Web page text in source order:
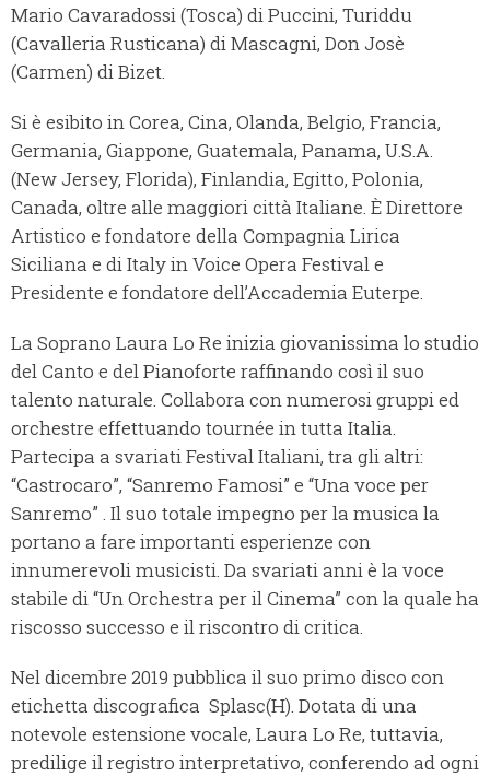
Mario Cavaradossi (Tosca) di Puccini, Turiddu
(Cavalleria Rusticana) di Mascagni, Don Josè
(Carmen) di Bizet.
Si è esibito in Corea, Cina, Olanda, Belgio, Francia,
Germania, Giappone, Guatemala, Panama, U.S.A.
(New Jersey, Florida), Finlandia, Egitto, Polonia,
Canada, oltre alle maggiori città Italiane. È Direttore
Artistico e fondatore della Compagnia Lirica
Siciliana e di Italy in Voice Opera Festival e
Presidente e fondatore dell’Accademia Euterpe.
La Soprano Laura Lo Re inizia giovanissima lo studio
del Canto e del Pianoforte raffinando così il suo
talento naturale. Collabora con numerosi gruppi ed
orchestre effettuando tournée in tutta Italia.
Partecipa a svariati Festival Italiani, tra gli altri:
“Castrocaro”, “Sanremo Famosi” e “Una voce per
Sanremo” . Il suo totale impegno per la musica la
portano a fare importanti esperienze con
innumerevoli musicisti. Da svariati anni è la voce
stabile di “Un Orchestra per il Cinema” con la quale ha
riscosso successo e il riscontro di critica.
Nel dicembre 2019 pubblica il suo primo disco con
etichetta discografica ‎ Splasc(H). Dotata di una
notevole estensione vocale, Laura Lo Re, tuttavia,
predilige il registro interpretativo, conferendo ad ogni